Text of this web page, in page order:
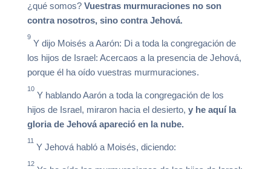
¿qué somos?Vuestras murmuraciones no son
contra nosotros, sino contra Jehová.
9
Y dijo Moisés a Aarón: Di a toda la congregación de
los hijos de Israel: Acercaos a la presencia de Jehová,
porque él ha oído vuestras murmuraciones.
10
Y hablando Aarón a toda la congregación de los
hijos de Israel, miraron hacia el desierto, y he aquí la
gloria de Jehová apareció en la nube.
11
Y Jehová habló a Moisés, diciendo:
12